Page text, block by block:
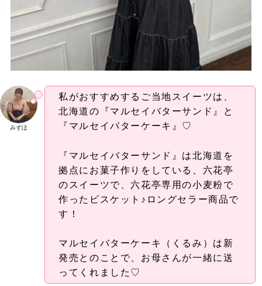
みずほ
私がおすすめするご当地スイーツは、
北海道の『マルセイバターサンド』と
『マルセイバターケーキ』♡
『マルセイバターサンド』は北海道を
拠点にお菓子作りをしている、六花亭
のスイーツで、六花亭専用の小麦粉で
作ったビスケット♪ロングセラー商品で
す！
マルセイバターケーキ（くるみ）は新
発売とのことで、お母さんが一緒に送
ってくれました♡